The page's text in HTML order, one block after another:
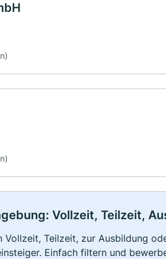
Vollzeit, Teilzeit,
Vollzeit, Teilzeit, zur Ausbildung
Einfach filtern und